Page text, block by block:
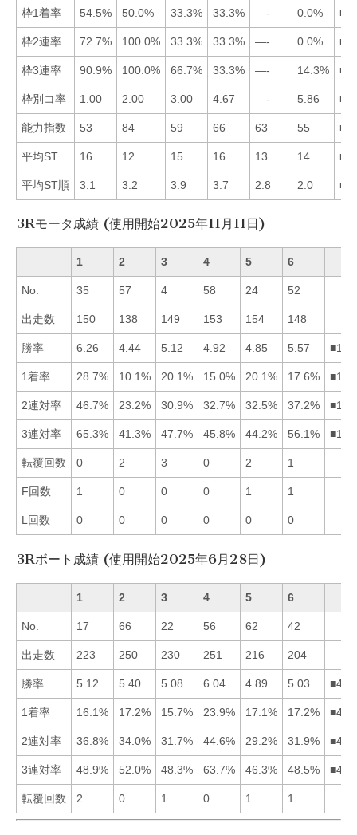
枠1着率 54.5% 50.0% 33.3% 33.3% —- 0.0%
枠2連率 72.7% 100.0% 33.3% 33.3% —- 0.0%
枠3連率 90.9% 100.0% 66.7% 33.3% —- 14.3%
枠別コ率 1.00 2.00 3.00 4.67 —- 5.86
能力指数 53 84 59 66 63 55
平均ST 16 12 15 16 13 14
平均ST順 3.1 3.2 3.9 3.7 2.8 2.0
3Rモータ成績 (使用開始2025年11月11日)
1 2 3 4 5 6
No. 35 57 4 58 24 52
出走数 150 138 149 153 154 148
勝率 6.26 4.44 5.12 4.92 4.85 5.57
1着率 28.7% 10.1% 20.1% 15.0% 20.1% 17.6%
2連対率 46.7% 23.2% 30.9% 32.7% 32.5% 37.2%
3連対率 65.3% 41.3% 47.7% 45.8% 44.2% 56.1%
転覆回数 0 2 3 0 2 1
F回数 1 0 0 0 1 1
L回数 0 0 0 0 0 0
3Rボート成績 (使用開始2025年6月28日)
1 2 3 4 5 6
No. 17 66 22 56 62 42
出走数 223 250 230 251 216 204
勝率 5.12 5.40 5.08 6.04 4.89 5.03
1着率 16.1% 17.2% 15.7% 23.9% 17.1% 17.2%
2連対率 36.8% 34.0% 31.7% 44.6% 29.2% 31.9%
3連対率 48.9% 52.0% 48.3% 63.7% 46.3% 48.5%
転覆回数 2 0 1 0 1 1